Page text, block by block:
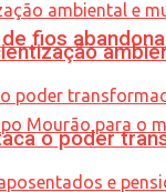
fios
o poder